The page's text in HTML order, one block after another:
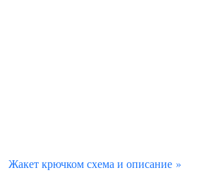
С
Жакет крючком схема и описание